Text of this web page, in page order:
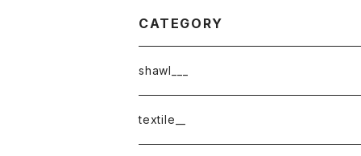
CATEGORY
shawl___
cotton
textile__